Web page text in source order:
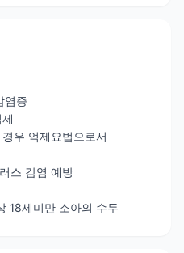
염증
우 억제요법으로서
스 감염 예방
18세미만 소아의 수두